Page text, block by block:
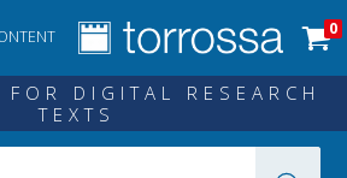
0
FOR DIGITAL RESEARCH
TEXTS